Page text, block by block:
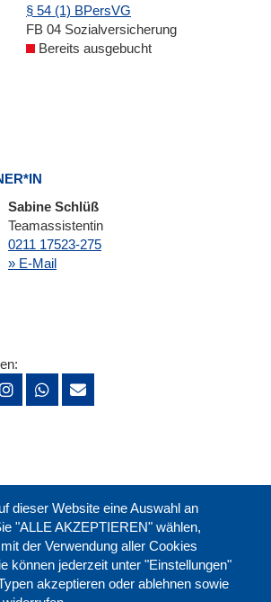
§ 54 (1) BPersVG
FB 04 Sozialversicherung
Bereits ausgebucht
Sabine Schlüß
Teamassistentin
0211 17523-275
» E-Mail
dieser Website eine Auswahl an
"ALLE AKZEPTIEREN" wählen,
der Verwendung aller Cookies
können jederzeit unter "Einstellungen"
akzeptieren oder ablehnen sowie